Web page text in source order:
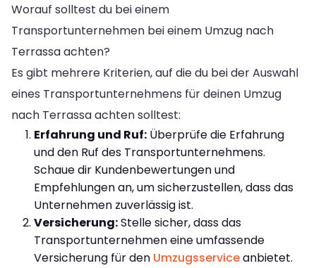
Worauf solltest du bei einem
Transportunternehmen bei einem Umzug nach
Terrassa achten?
Es gibt mehrere Kriterien, auf die du bei der Auswahl
eines Transportunternehmens für deinen Umzug
nach Terrassa achten solltest:
Erfahrung und Ruf: Überprüfe die Erfahrung
und den Ruf des Transportunternehmens.
Schaue dir Kundenbewertungen und
Empfehlungen an, um sicherzustellen, dass das
Unternehmen zuverlässig ist.
Versicherung:Stelle sicher, dass das
Transportunternehmen eine umfassende
Versicherung für den Umzugsserviceanbietet.